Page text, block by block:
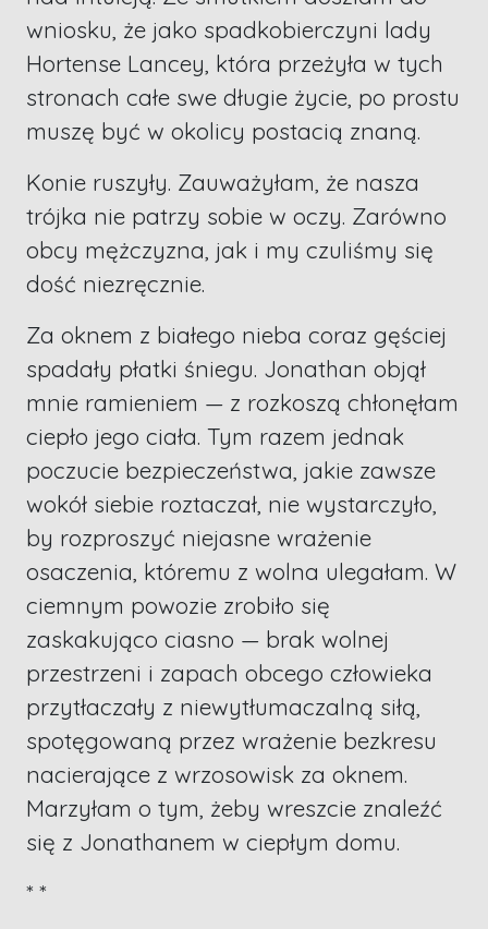
wniosku, że jako spadkobierczyni lady
Hortense Lancey, która przeżyła w tych
stronach całe swe długie życie, po prostu
muszę być w okolicy postacią znaną.
Konie ruszyły. Zauważyłam, że nasza
trójka nie patrzy sobie w oczy. Zarówno
obcy mężczyzna, jak i my czuliśmy się
dość niezręcznie.
Za oknem z białego nieba coraz gęściej
spadały płatki śniegu. Jonathan objął
mnie ramieniem — z rozkoszą chłonęłam
ciepło jego ciała. Tym razem jednak
poczucie bezpieczeństwa, jakie zawsze
wokół siebie roztaczał, nie wystarczyło,
by rozproszyć niejasne wrażenie
osaczenia, któremu z wolna ulegałam. W
ciemnym powozie zrobiło się
zaskakująco ciasno — brak wolnej
przestrzeni i zapach obcego człowieka
przytłaczały z niewytłumaczalną siłą,
spotęgowaną przez wrażenie bezkresu
nacierające z wrzosowisk za oknem.
Marzyłam o tym, żeby wreszcie znaleźć
się z Jonathanem w ciepłym domu.
* *